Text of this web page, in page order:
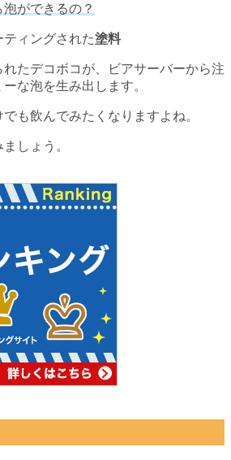
ができるの？
ィングされた塗料
たデコボコが、ビアサーバーから注
な泡を生み出します。
も飲んでみたくなりますよね。
しょう。